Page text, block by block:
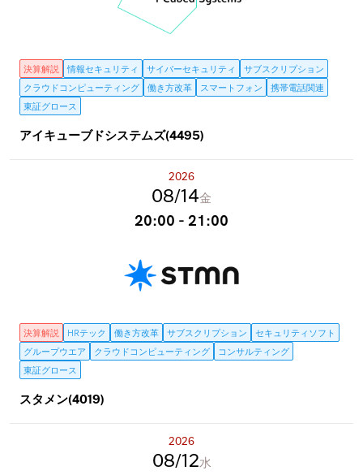
決算解説 情報セキュリティ サイバーセキュリティ
サブスクリプション
クラウドコンピューティング
働き方改革 スマートフォン
携帯電話関連
東証グロース
アイキューブドシステムズ(4495)
2026
08 14金
20:00 - 21:00
決算解説 HRテック 働き方改革 サブスクリプション
セキュリティソフト
グループウエア
クラウドコンピューティング
コンサルティング
東証グロース
スタメン(4019)
2026
08 12水